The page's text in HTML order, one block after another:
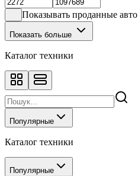
Показывать проданные авто
Показать больше
Каталог техники
Популярные
Каталог техники
Популярные